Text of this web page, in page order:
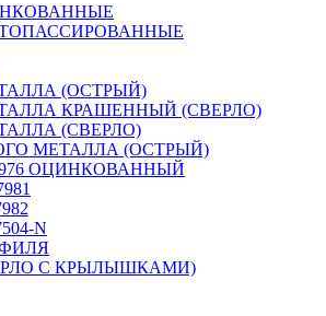
(ОСТРЫЙ)
КРАШЕННЫЙ (СВЕРЛО)
(СВЕРЛО)
МЕТАЛЛА (ОСТРЫЙ)
ОЦИНКОВАННЫЙ
N
С КРЫЛЫШКАМИ)